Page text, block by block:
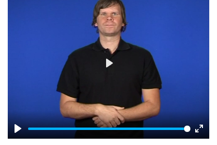
Play
Enter